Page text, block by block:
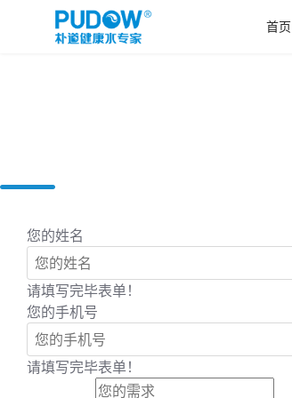
首页
您的姓名
请填写完毕表单！
您的手机号
请填写完毕表单！